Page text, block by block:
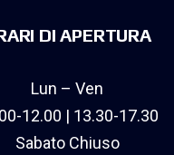
DI APERTURA
Lun – Ven
12.00 | 13.30-17.30
Sabato Chiuso